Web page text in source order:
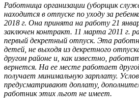
Работница организации (уборщик
находится в отпуске по уходу за
2018 г. Она принята на работу 21
заключен контракт. 11 марта 2011 г.
первый декретный отпуск. Эта
детей, не выходя из декретного
другом районе и, как известно,
вернется. На ее месте работает
получает минимальную зарплату.
предусматривают доплату,
работник этих льгот не имеет.